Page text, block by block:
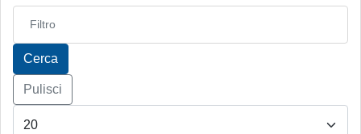
Inserisci parte del titolo
Cerca
Pulisci